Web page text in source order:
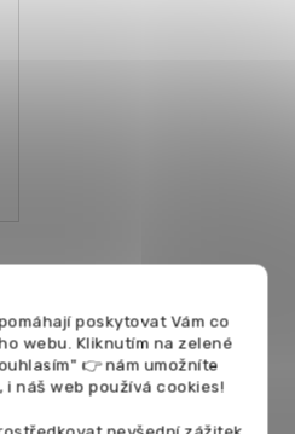
poskytovat Vám co
webu. Kliknutím na zelené
👉 nám umožníte
i náš web používá cookies!